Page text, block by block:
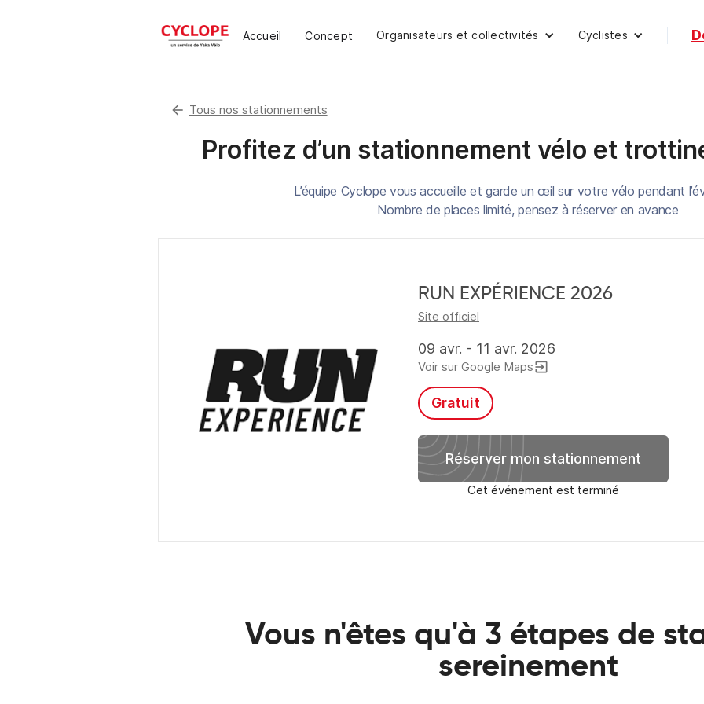
Accueil Concept Organisateurs et collectivités Cyclistes
arrow_back Tous nos stationnements
Profitez d’un stationnement vélo et
L’équipe Cyclope vous accueille et garde un œil sur votre vélo pendant
Nombre de places limité, pensez à réserver en avance
RUN EXPÉRIENCE 2026
Site officiel
09 avr. - 11 avr. 2026
Voir sur Google Mapsexit_to_app
Gratuit
Réserver mon stationnement
Cet événement est terminé
Vous n'êtes qu'à 3 étapes de
sereinement